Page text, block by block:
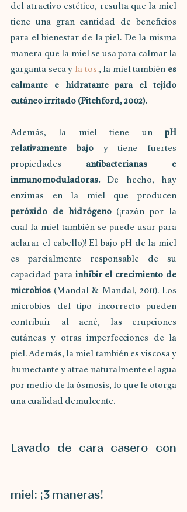
del atractivo estético, resulta que la miel
tiene una gran cantidad de beneficios
para el bienestar de la piel. De la misma
manera que la miel se usa para calmar la
garganta seca y la tos., la miel también es
calmante e hidratante para el tejido
cutáneo irritado (Pitchford, 2002).
Además, la miel tiene un pH
relativamente bajo y tiene fuertes
propiedades antibacterianas e
inmunomoduladoras. De hecho, hay
peróxido de hidrógeno (¡razón por la
cual la miel también se puede usar para
aclarar el cabello)! El bajo pH de la miel
es parcialmente responsable de su
capacidad para inhibir el crecimiento de
microbios (Mandal & Mandal, 2011). Los
microbios del tipo incorrecto pueden
contribuir al acné, las erupciones
cutáneas y otras imperfecciones de la
piel. Además, la miel también es viscosa y
humectante y atrae naturalmente el agua
por medio de la ósmosis, lo que le otorga
una cualidad demulcente.
Lavado de cara casero con
miel: ¡3 maneras!